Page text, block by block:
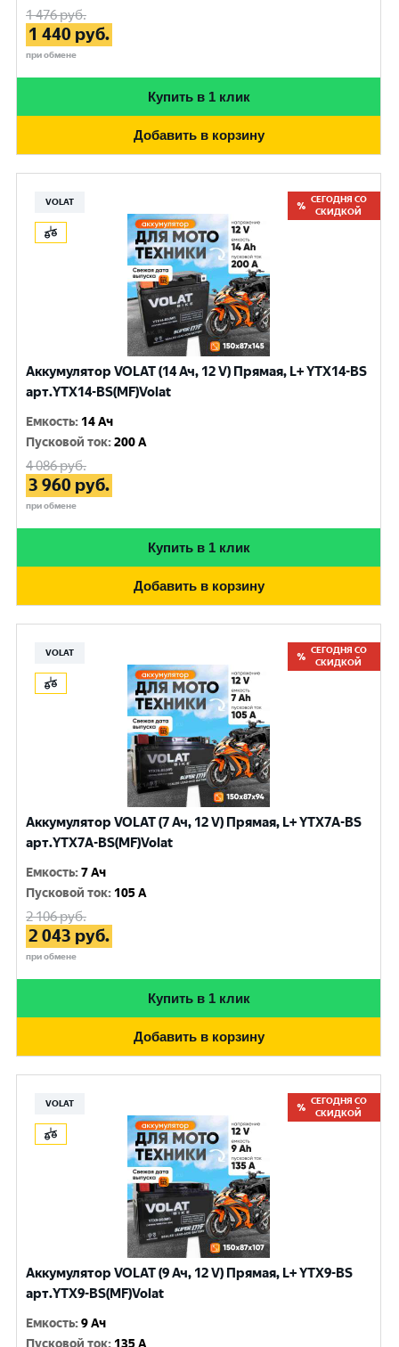
1 476руб.
1 440 руб.
при обмене
Купить в 1 клик
Добавить в корзину
VOLAT
СЕГОДНЯ СО
СКИДКОЙ
Аккумулятор VOLAT (14 Ач, 12 V) Прямая, L+ YTX14-BS
арт.YTX14-BS(MF)Volat
Емкость: 14 Ач
Пусковой ток:200 A
4 086руб.
3 960 руб.
при обмене
Купить в 1 клик
Добавить в корзину
VOLAT
СЕГОДНЯ СО
СКИДКОЙ
Аккумулятор VOLAT (7 Ач, 12 V) Прямая, L+ YTX7A-BS
арт.YTX7A-BS(MF)Volat
Емкость:7 Ач
Пусковой ток: 105 A
2 106руб.
2 043 руб.
при обмене
Купить в 1 клик
Добавить в корзину
VOLAT
СЕГОДНЯ СО
СКИДКОЙ
Аккумулятор VOLAT (9 Ач, 12 V) Прямая, L+ YTX9-BS
арт.YTX9-BS(MF)Volat
Емкость:9 Ач
Пусковой ток: 135 A